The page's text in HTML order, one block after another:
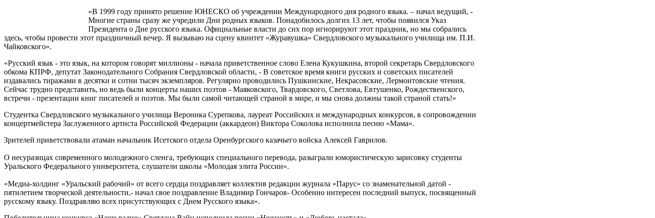
«В 1999 году принято решение ЮНЕСКО об учреждении Международного дня родного языка. – начал ведущий, -
Многие страны сразу же учредили Дни родных языков. Понадобилось долгих 13 лет, чтобы появился Указ
Президента о Дне русского языка. Официальные власти до сих пор игнорируют этот праздник, но мы собрались
здесь, чтобы провести этот праздничный вечер. Я вызываю на сцену квинтет «Журавушка» Свердловского музыкального училища им. П.И.
Чайковского».
«Русский язык - это язык, на котором говорят миллионы - начала приветственное слово Елена Кукушкина, второй секретарь Свердловского
обкома КПРФ, депутат Законодательного Собрания Свердловской области, - В советское время книги русских и советских писателей
издавались тиражами в десятки и сотни тысяч экземпляров. Регулярно проводились Пушкинские, Некрасовские, Лермонтовские чтения.
Сейчас трудно представить, но ведь были концерты наших поэтов - Маяковского, Твардовского, Светлова, Евтушенко, Рождественского,
встречи - презентации книг писателей и поэтов. Мы были самой читающей страной в мире, и мы снова должны такой страной стать!»
Студентка Свердловского музыкального училища Вероника Сурепкова, лауреат Российских и международных конкурсов, в сопровождении
концертмейстера Заслуженного артиста Российской Федерации (аккардеон) Виктора Соколова исполнила песню «Мама».
Зрителей приветствовали атаман начальник Исетского отдела Оренбургского казачьего войска Алексей Гаврилов.
О несуразицах современного молодежного сленга, требующих специального перевода, разыграли юмористическую зарисовку студенты
Уральского Федерального университета, слушатели школы «Молодая элита России».
«Медиа-холдинг «Уральский рабочий» от всего сердца поздравляет коллектив редакции журнала «Парус» со знаменательной датой -
пятилетием творческой деятельности,- начал свое поздравление Владимир Гончаров- Особенно интересен последний выпуск, посвященный
русскому языку. Поздравляю всех присутствующих с Днем Русского языка».